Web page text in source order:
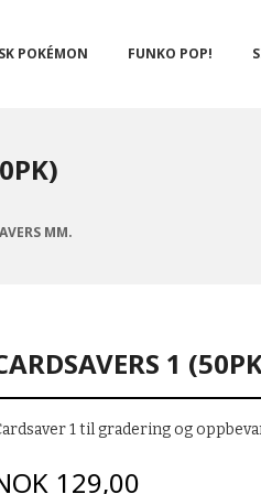
POKÉMON FUNKO POP!
MM.
1
1 til gradering og
129,00